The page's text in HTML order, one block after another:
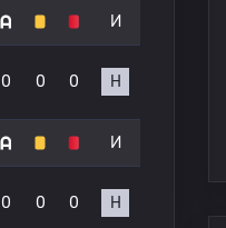
И
0 0 0 Н
И
0 0 0 Н